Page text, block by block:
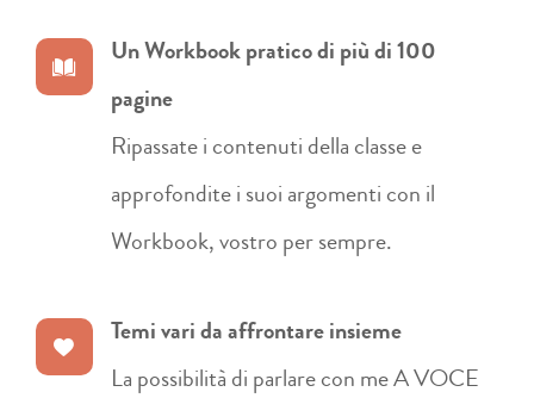
Un Workbook pratico di più di 100
pagine
Ripassate i contenuti della classe e
approfondite i suoi argomenti con il
Workbook, vostro per sempre.
Temi vari da affrontare insieme
La possibilità di parlare con me A VOCE